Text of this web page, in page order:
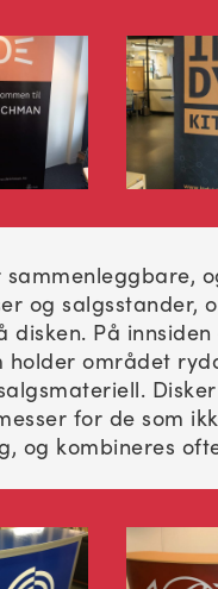
sammenleggbare,
og salgsstander,
disken. På
holder området
for de som
og kombineres